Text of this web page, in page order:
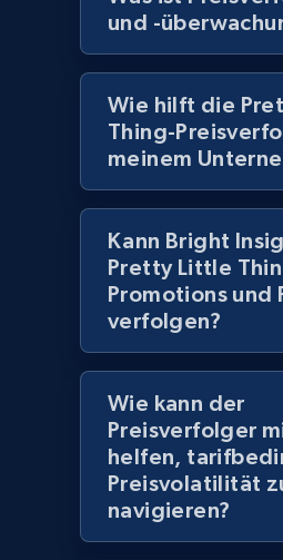
355+
Home Depot US - Discover
specified UPC
URL, Domain, Country code,
Sku, Product id, Product
and more.
2.1K+ 355+
Home Depot US -
specific category URL
URL, Domain, Country code,
Sku, Product id, Product
and more.
und -
Wie hilft die
Thing-
meinem
Kann Bright
Pretty Little
Promotions und
verfolgen?
Wie kann der
Preisverfolger
helfen,
Preisvolatilität
navigieren?